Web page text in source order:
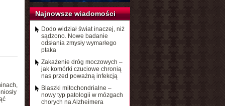
Najnowsze wiadomości
Dodo widział świat inaczej, niż
sądzono. Nowe badanie
odsłania zmysły wymarłego
ptaka
Zakażenie dróg moczowych –
jak komórki czuciowe chronią
nas przed poważną infekcją
Blaszki mitochondrialne –
nowy typ patologii w mózgach
chorych na Alzheimera